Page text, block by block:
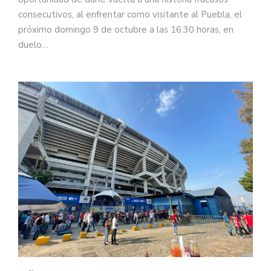
consecutivos, al enfrentar como visitante al Puebla, el
próximo domingo 9 de octubre a las 16:30 horas, en
duelo…